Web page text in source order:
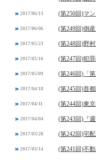
2017/06/13 (第250回)マ
2017/06/06 (第249回)倒
2017/05/23 (第248回)野
2017/05/16 (第247回)犯
2017/05/09 (第246回)「
2017/04/18 (第245回)首
2017/04/11 (第244回)東
2017/04/04 (第243回)『
2017/03/28 (第242回)宅
2017/03/14 (第241回)不